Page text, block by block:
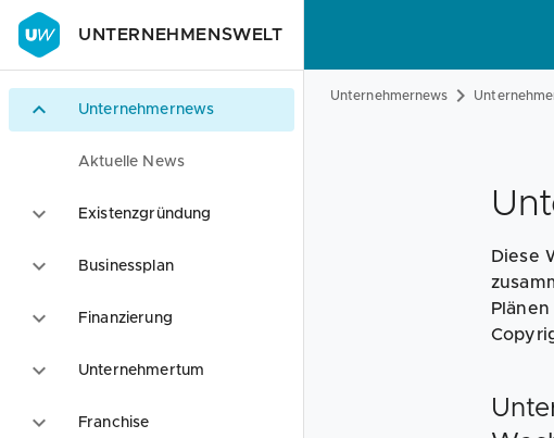
UNTERNEHMENSWELT
Unternehmernews
Aktuelle News
Existenzgründung
Businessplan
Finanzierung
Unternehmertum
Franchise
Unternehmernews
Diese